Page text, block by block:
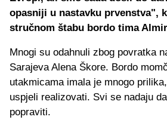
opasniji u nastavku prvenstva",
stručnom štabu bordo tima
Mnogi su odahnuli zbog povratka
Sarajeva Alena Škore. Bordo
utakmicama imala je mnogo
uspjeli realizovati. Svi se nadaju
popraviti.